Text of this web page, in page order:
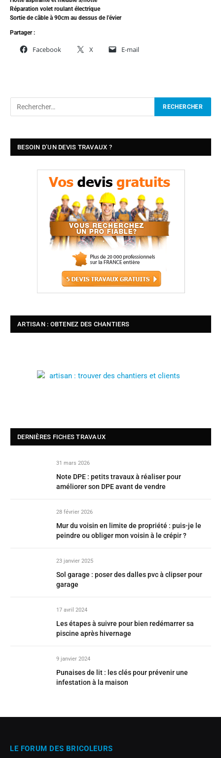
Réparation volet roulant électrique
Sortie de câble à 90cm au dessus de l’évier
Partager :
Facebook X E-mail
BESOIN D’UN DEVIS TRAVAUX ?
ARTISAN : OBTENEZ DES CHANTIERS
DERNIÈRES FICHES TRAVAUX
31 mars 2026
Note DPE : petits travaux à réaliser pour
améliorer son DPE avant de vendre
28 février 2026
Mur du voisin en limite de propriété : puis-je le
peindre ou obliger mon voisin à le crépir ?
23 janvier 2025
Sol garage : poser des dalles pvc à clipser pour
garage
17 avril 2024
Les étapes à suivre pour bien redémarrer sa
piscine après hivernage
9 janvier 2024
Punaises de lit : les clés pour prévenir une
infestation à la maison
LE FORUM DES BRICOLEURS